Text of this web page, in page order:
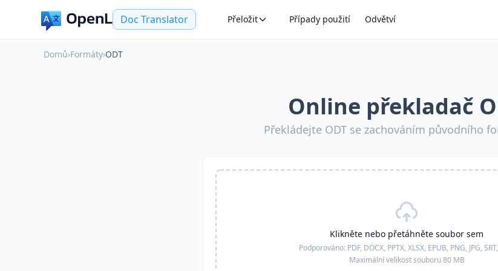
Doc Translator Přeložit Případy použití Odvětví
Domů›Formáty›ODT
Online překladač
Překládejte ODT se zachováním původního
Klikněte nebo přetáhněte soubor sem
Podporováno: PDF, DOCX, PPTX, XLSX, EPUB, PNG, JPG, SRT,
Maximální velikost souboru 80 MB